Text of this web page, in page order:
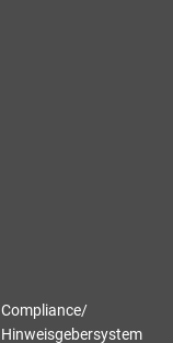
Compliance/
Hinweisgebersystem